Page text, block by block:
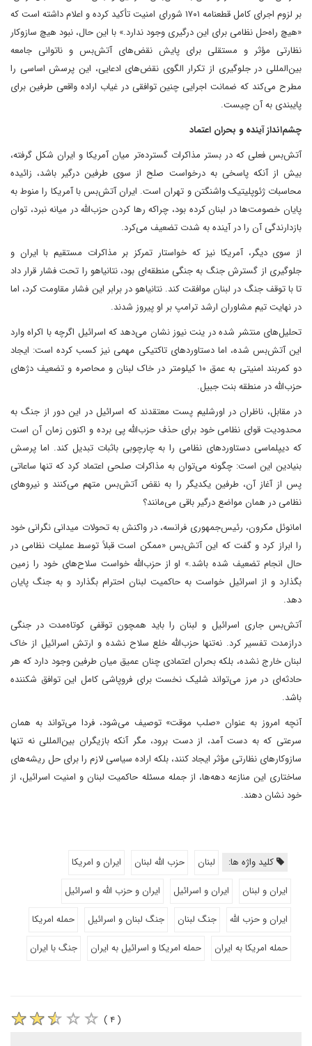
بر لزوم اجرای کامل قطعنامه ۱۷۰۱ شورای امنیت تأکید کرده و اعلام داشته است که
«هیچ راه‌حل نظامی برای این درگیری وجود ندارد.» با این حال، نبود هیچ سازوکار
نظارتی مؤثر و مستقلی برای پایش نقض‌های آتش‌بس و ناتوانی جامعه
بین‌المللی در جلوگیری از تکرار الگوی نقض‌های ادعایی، این پرسش اساسی را
مطرح می‌کند که ضمانت اجرایی چنین توافقی در غیاب اراده واقعی طرفین برای
پایبندی به آن چیست.
چشم‌انداز آینده و بحران اعتماد
آتش‌بس فعلی که در بستر مذاکرات گسترده‌تر میان آمریکا و ایران شکل گرفته،
بیش از آنکه پاسخی به درخواست صلح از سوی طرفین درگیر باشد، زائیده
محاسبات ژئوپلیتیک واشنگتن و تهران است. ایران آتش‌بس با آمریکا را منوط به
پایان خصومت‌ها در لبنان کرده بود، چراکه رها کردن حزب‌الله در میانه نبرد، توان
بازدارندگی آن را در آینده به شدت تضعیف می‌کرد.
از سوی دیگر، آمریکا نیز که خواستار تمرکز بر مذاکرات مستقیم با ایران و
جلوگیری از گسترش جنگ به جنگی منطقه‌ای بود، نتانیاهو را تحت فشار قرار داد
تا با توقف جنگ در لبنان موافقت کند. نتانیاهو در برابر این فشار مقاومت کرد، اما
در نهایت تیم مشاوران ارشد ترامپ بر او پیروز شدند.
تحلیل‌های منتشر شده در ینت نیوز نشان می‌دهد که اسرائیل اگرچه با اکراه وارد
این آتش‌بس شده، اما دستاوردهای تاکتیکی مهمی نیز کسب کرده است: ایجاد
دو کمربند امنیتی به عمق ۱۰ کیلومتر در خاک لبنان و محاصره و تضعیف دژهای
حزب‌الله در منطقه بنت جبیل.
در مقابل، ناظران در اورشلیم پست معتقدند که اسرائیل در این دور از جنگ به
محدودیت قوای نظامی خود برای حذف حزب‌الله پی برده و اکنون زمان آن است
که دیپلماسی دستاوردهای نظامی را به چارچوبی باثبات تبدیل کند. اما پرسش
بنیادین این است: چگونه می‌توان به مذاکرات صلحی اعتماد کرد که تنها ساعاتی
پس از آغاز آن، طرفین یکدیگر را به نقض آتش‌بس متهم می‌کنند و نیروهای
نظامی در همان مواضع درگیر باقی می‌مانند؟
امانوئل مکرون، رئیس‌جمهوری فرانسه، در واکنش به تحولات میدانی نگرانی خود
را ابراز کرد و گفت که این آتش‌بس «ممکن است قبلاً توسط عملیات نظامی در
حال انجام تضعیف شده باشد.» او از حزب‌الله خواست سلاح‌های خود را زمین
بگذارد و از اسرائیل خواست به حاکمیت لبنان احترام بگذارد و به جنگ پایان
دهد.
آتش‌بس جاری اسرائیل و لبنان را باید همچون توقفی کوتاه‌مدت در جنگی
درازمدت تفسیر کرد. نه‌تنها حزب‌الله خلع سلاح نشده و ارتش اسرائیل از خاک
لبنان خارج نشده، بلکه بحران اعتمادی چنان عمیق میان طرفین وجود دارد که هر
حادثه‌ای در مرز می‌تواند شلیک نخست برای فروپاشی کامل این توافق شکننده
باشد.
آنچه امروز به عنوان «صلب موقت» توصیف می‌شود، فردا می‌تواند به همان
سرعتی که به دست آمد، از دست برود، مگر آنکه بازیگران بین‌المللی نه تنها
سازوکارهای نظارتی مؤثر ایجاد کنند، بلکه اراده سیاسی لازم را برای حل ریشه‌های
ساختاری این منازعه دهه‌ها، از جمله مسئله حاکمیت لبنان و امنیت اسرائیل، از
خود نشان دهند.
کلید واژه ها: لبنان حزب الله لبنان
ایران و امریکا
ایران و لبنان
ایران و اسرائیل
ایران و حزب الله و اسرائیل
ایران و حزب الله
جنگ لبنان جنگ لبنان و اسرائیل
حمله امریکا
حمله امریکا به ایران
حمله امریکا و اسرائیل به ایران جنگ با ایران
( ۴ )